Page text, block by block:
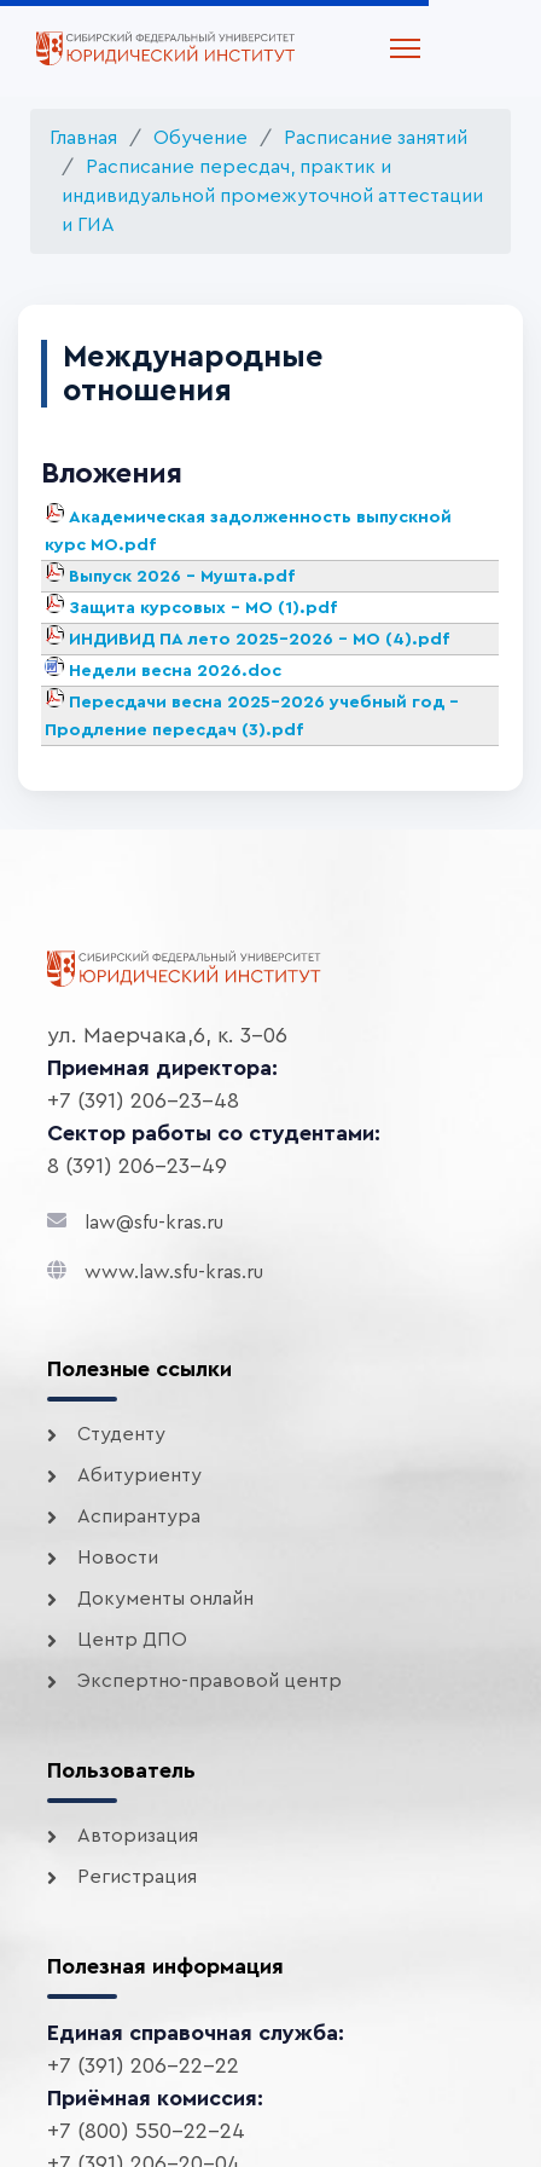
Главная Обучение
Расписание занятий
Расписание пересдач, практик и
индивидуальной промежуточной аттестации
и ГИА
Международные
отношения
Вложения
Академическая задолженность выпускной
курс МО.pdf
Выпуск 2026 - Мушта.pdf
Защита курсовых - МО (1).pdf
ИНДИВИД ПА лето 2025-2026 - МО (4).pdf
Недели весна 2026.doc
Пересдачи весна 2025-2026 учебный год -
Продление пересдач (3).pdf
ул. Маерчака,6, к. 3-06
Приемная директора:
+7 (391) 206-23-48
Сектор работы со студентами:
8 (391) 206-23-49
law@sfu-kras.ru
www.law.sfu-kras.ru
Полезные ссылки
Студенту
Абитуриенту
Аспирантура
Новости
Документы онлайн
Центр ДПО
Экспертно-правовой центр
Пользователь
Авторизация
Регистрация
Полезная информация
Единая справочная служба:
+7 (391) 206-22-22
Приёмная комиссия:
+7 (800) 550-22-24